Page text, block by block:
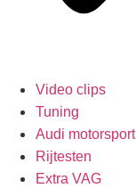
Video clips
Tuning
Audi motorsport
Rijtesten
Extra VAG